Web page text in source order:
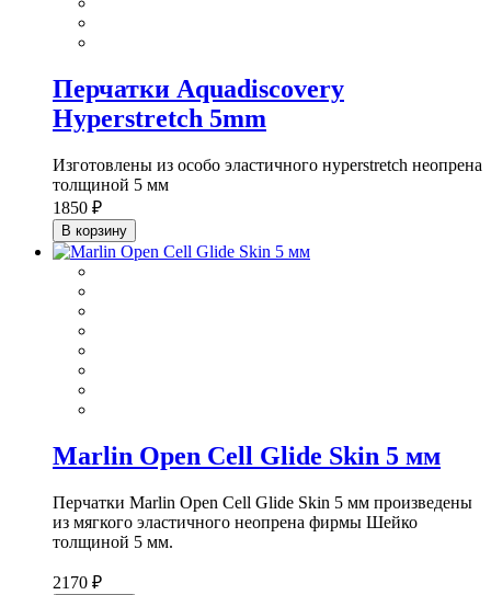
Перчатки Aquadiscovery
Hyperstretch 5mm
Изготовлены из особо эластичного нyperstretch неопрена
толщиной 5 мм
1850 ₽
В корзину
Marlin Open Cell Glide Skin 5 мм
Перчатки Marlin Open Cell Glide Skin 5 мм произведены
из мягкого эластичного неопрена фирмы Шейко
толщиной 5 мм.
2170 ₽